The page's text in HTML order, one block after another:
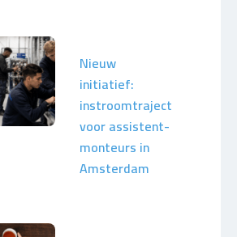
Nieuw
initiatief:
instroomtraject
voor assistent-
monteurs in
Amsterdam